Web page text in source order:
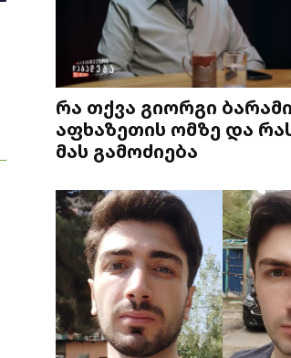
რა თქვა გიორგი
აფხაზეთის ომზე და
მას გამოძიება